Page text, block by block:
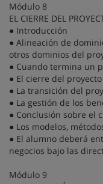
Módulo 8
EL CIERRE DEL
● Introducción
● Alineación de
otros dominios del
● Cuando termina un
● El cierre del proyecto
● La transición del
● La gestión de los
● Conclusión sobre el
● Los modelos,
● El alumno deberá
negocios bajo las
Módulo 9